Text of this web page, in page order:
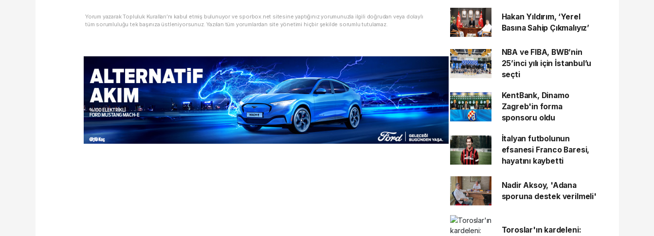
Yorum yazarak Topluluk Kuralları’nı kabul etmiş bulunuyor ve sporbox.net sitesine yaptığınız yorumunuzla ilgili doğrudan veya dolaylı
tüm sorumluluğu tek başınıza üstleniyorsunuz. Yazılan tüm yorumlardan site yönetimi hiçbir şekilde sorumlu tutulamaz.
Hakan Yıldırım, ‘Yerel
Basına Sahip Çıkmalıyız’
NBA ve FIBA, BWB’nin
25’inci yılı için İstanbul’u
seçti
KentBank, Dinamo
Zagreb'in forma
sponsoru oldu
İtalyan futbolunun
efsanesi Franco Baresi,
hayatını kaybetti
Nadir Aksoy, 'Adana
sporuna destek verilmeli'
Toroslar'ın kardeleni: